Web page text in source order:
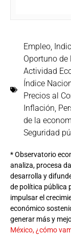
Empleo,
Oportuno de
Actividad
Índice
Precios al
Inflación,
de la
Seguridad
* Observatorio
analiza, procesa
desarrolla y
de política pública
impulsar el
económico
generar más y
México, ¿cómo